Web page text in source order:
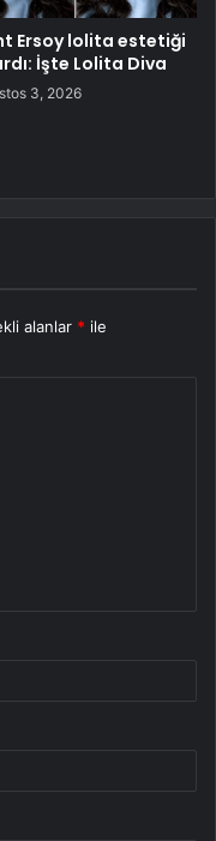
Ersoy lolita estetiği
İşte Lolita Diva
3, 2026
alanlar * ile